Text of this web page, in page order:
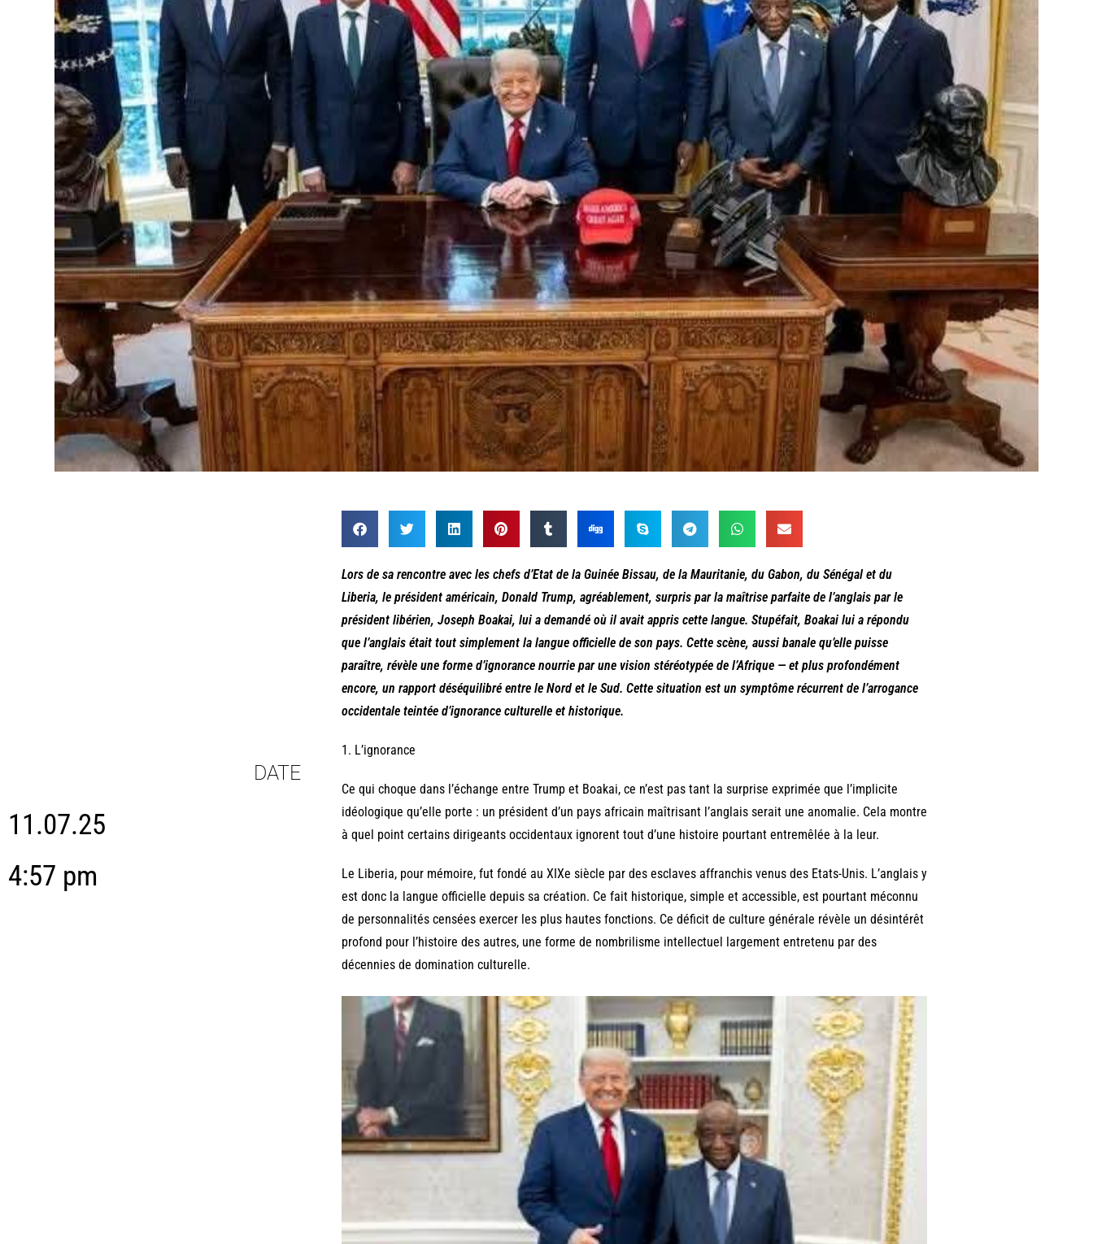
DATE
11.07.25
4:57 pm
Lors de sa rencontre avec les chefs d’Etat de la Guinée Bissau, de la Mauritanie, du Gabon, du Sénégal et du
Liberia, le président américain, Donald Trump, agréablement, surpris par la maîtrise parfaite de l’anglais par le
président libérien, Joseph Boakai, lui a demandé où il avait appris cette langue. Stupéfait, Boakai lui a répondu
que l’anglais était tout simplement la langue officielle de son pays. Cette scène, aussi banale qu’elle puisse
paraître, révèle une forme d’ignorance nourrie par une vision stéréotypée de l’Afrique — et plus profondément
encore, un rapport déséquilibré entre le Nord et le Sud. Cette situation est un symptôme récurrent de l’arrogance
occidentale teintée d’ignorance culturelle et historique.
1. L’ignorance
Ce qui choque dans l’échange entre Trump et Boakai, ce n’est pas tant la surprise exprimée que l’implicite
idéologique qu’elle porte : un président d’un pays africain maîtrisant l’anglais serait une anomalie. Cela montre
à quel point certains dirigeants occidentaux ignorent tout d’une histoire pourtant entremêlée à la leur.
Le Liberia, pour mémoire, fut fondé au XIXe siècle par des esclaves affranchis venus des Etats-Unis. L’anglais y
est donc la langue officielle depuis sa création. Ce fait historique, simple et accessible, est pourtant méconnu
de personnalités censées exercer les plus hautes fonctions. Ce déficit de culture générale révèle un désintérêt
profond pour l’histoire des autres, une forme de nombrilisme intellectuel largement entretenu par des
décennies de domination culturelle.